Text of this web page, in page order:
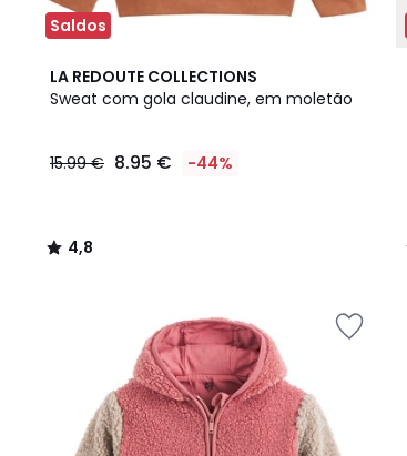
Saldos
LA REDOUTE COLLECTIONS
Sweat com gola claudine, em moletão
15.99 € 8.95 € -44%
4,8
/ 5
4,8
/